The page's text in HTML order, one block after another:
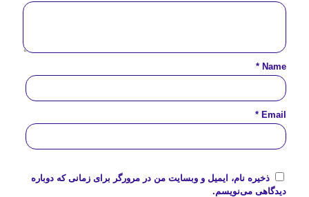
Name
*
Email
*
ذخیره نام، ایمیل و وبسایت من در مرورگر برای زمانی که دوباره
دیدگاهی می‌نویسم.